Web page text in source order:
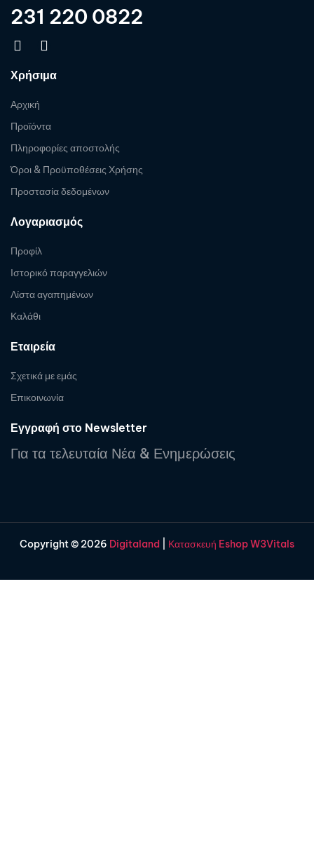
231 220 0822
Χρήσιμα
Αρχική
Προϊόντα
Πληροφορίες αποστολής
Όροι & Προϋποθέσεις Χρήσης
Προστασία δεδομένων
Λογαριασμός
Προφίλ
Ιστορικό παραγγελιών
Λίστα αγαπημένων
Καλάθι
Εταιρεία
Σχετικά με εμάς
Επικοινωνία
Εγγραφή στο Newsletter
Για τα τελευταία Νέα & Ενημερώσεις
Copyright © 2026 Digitaland Κατασκευή Eshop W3Vitals